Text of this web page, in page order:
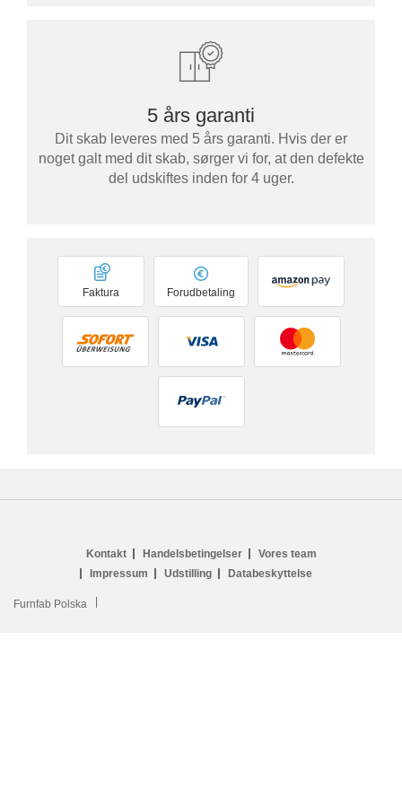
5 års garanti
Dit skab leveres med 5 års garanti. Hvis der er
noget galt med dit skab, sørger vi for, at den defekte
del udskiftes inden for 4 uger.
Forudbetaling
Faktura
Kontakt Handelsbetingelser
Vores team
Impressum
Udstilling Databeskyttelse
Furnfab Polska